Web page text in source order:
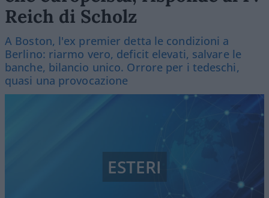
Reich di Scholz
A Boston, l'ex premier detta le condizioni a
Berlino: riarmo vero, deficit elevati, salvare le
banche, bilancio unico. Orrore per i tedeschi,
quasi una provocazione
ESTERI